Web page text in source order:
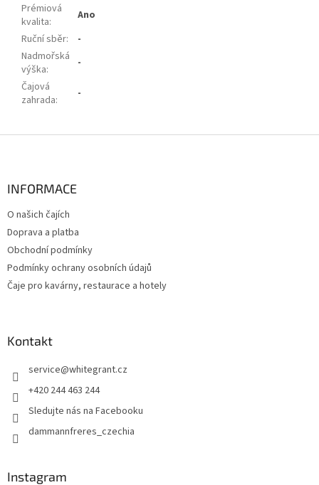
Prémiová
kvalita:
Ano
Ruční sběr:
-
Nadmořská
výška:
-
Čajová
zahrada: -
INFORMACE
O našich čajích
Doprava a platba
Obchodní podmínky
Podmínky ochrany osobních údajů
Čaje pro kavárny, restaurace a hotely
Kontakt
service@whitegrant.cz
+420 244 463 244
Sledujte nás na Facebooku
dammannfreres_czechia
Instagram